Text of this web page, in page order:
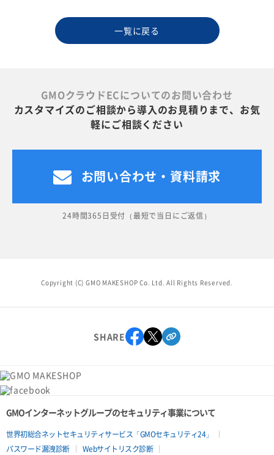
一覧に戻る
GMOクラウドECについてのお問い合わせ
カスタマイズのご相談から導入のお見積りまで、お気
軽にご相談ください
お問い合わせ・資料請求
24時間365日受付（最短で当日にご返信）
Copyright (C) GMO MAKESHOP Co. Ltd. All Rights Reserved.
SHARE
GMOインターネットグループのセキュリティ事業について
世界初総合ネットセキュリティサービス「GMOセキュリティ24」
パスワード漏洩診断
Webサイトリスク診断